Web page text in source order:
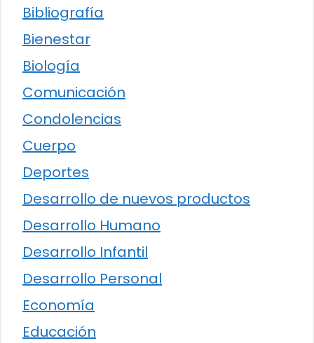
Bibliografía
Bienestar
Biología
Comunicación
Condolencias
Cuerpo
Deportes
Desarrollo de nuevos productos
Desarrollo Humano
Desarrollo Infantil
Desarrollo Personal
Economía
Educación